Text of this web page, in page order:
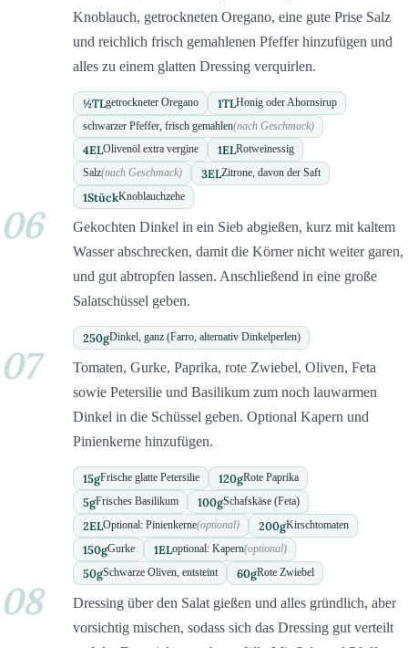
Knoblauch, getrockneten Oregano, eine gute Prise Salz
und reichlich frisch gemahlenen Pfeffer hinzufügen und
alles zu einem glatten Dressing verquirlen.
½TLgetrockneter Oregano 1TLHonig oder Ahornsirup
schwarzer Pfeffer, frisch gemahlen(nach Geschmack)
4ELOlivenöl extra vergine 1ELRotweinessig
Salz(nach Geschmack) 3ELZitrone, davon der Saft
1StückKnoblauchzehe
06
Gekochten Dinkel in ein Sieb abgießen, kurz mit kaltem
Wasser abschrecken, damit die Körner nicht weiter garen,
und gut abtropfen lassen. Anschließend in eine große
Salatschüssel geben.
250gDinkel, ganz (Farro, alternativ Dinkelperlen)
07
Tomaten, Gurke, Paprika, rote Zwiebel, Oliven, Feta
sowie Petersilie und Basilikum zum noch lauwarmen
Dinkel in die Schüssel geben. Optional Kapern und
Pinienkerne hinzufügen.
15gFrische glatte Petersilie 120gRote Paprika
5gFrisches Basilikum 100gSchafskäse (Feta)
2ELOptional: Pinienkerne(optional) 200gKirschtomaten
150gGurke 1ELoptional: Kapern(optional)
50gSchwarze Oliven, entsteint 60gRote Zwiebel
08
Dressing über den Salat gießen und alles gründlich, aber
vorsichtig mischen, sodass sich das Dressing gut verteilt